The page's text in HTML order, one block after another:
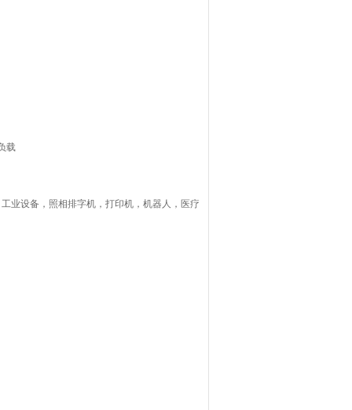
载
业设备，照相排字机，打印机，机器人，医疗